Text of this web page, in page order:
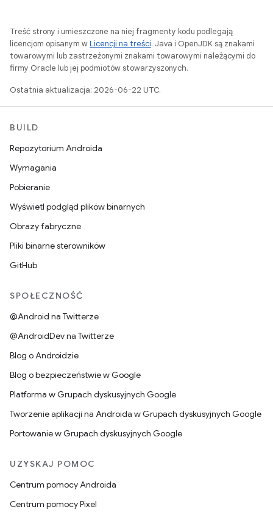
Treść strony i umieszczone na niej fragmenty kodu podlegają
licencjom opisanym wLicencji na treści. Java i OpenJDK są znakami
towarowymi lub zastrzeżonymi znakami towarowymi należącymi do
firmy Oracle lub jej podmiotów stowarzyszonych.
Ostatnia aktualizacja: 2026-06-22 UTC.
BUILD
Repozytorium Androida
Wymagania
Pobieranie
Wyświetl podgląd plików binarnych
Obrazy fabryczne
Pliki binarne sterowników
GitHub
SPOŁECZNOŚĆ
@Android na Twitterze
@AndroidDev na Twitterze
Blog o Androidzie
Blog o bezpieczeństwie w Google
Platforma w Grupach dyskusyjnych Google
Tworzenie aplikacji na Androida w Grupach dyskusyjnych Google
Portowanie w Grupach dyskusyjnych Google
UZYSKAJ POMOC
Centrum pomocy Androida
Centrum pomocy Pixel